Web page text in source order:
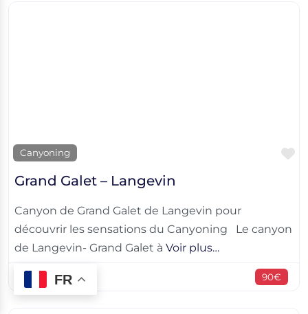
Canyoning
Grand Galet – Langevin
Canyon de Grand Galet de Langevin pour
découvrir les sensations du Canyoning Le canyon
de Langevin- Grand Galet à Voir plus…
90€
FR